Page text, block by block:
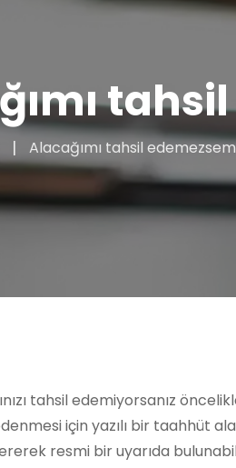
Alacağımı tahsil
tahsil edemiyorsanız
için yazılı bir taahhüt
resmi bir uyarıda